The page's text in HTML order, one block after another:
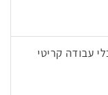
עבודה קריטי